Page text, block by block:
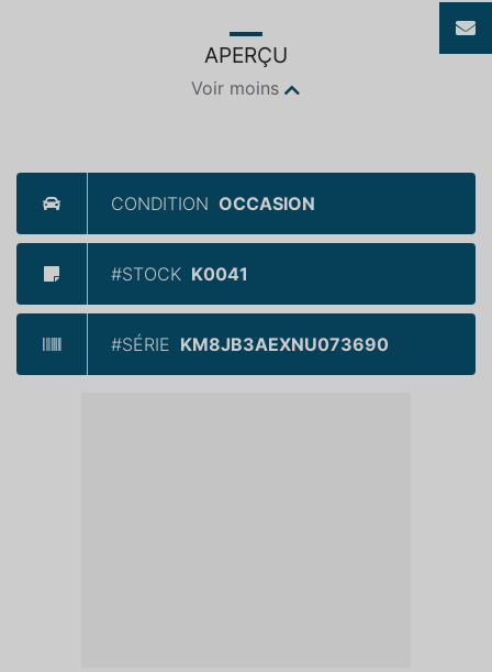
APERÇU
Voir moins
CONDITION OCCASION
#STOCK K0041
#SÉRIE KM8JB3AEXNU073690